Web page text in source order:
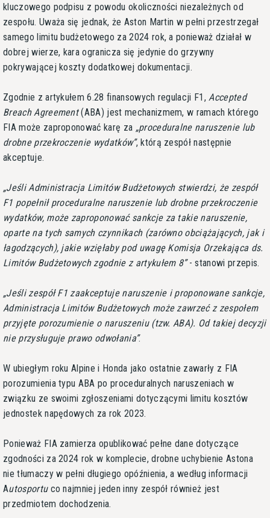
kluczowego podpisu z powodu okoliczności niezależnych od
zespołu. Uważa się jednak, że Aston Martin w pełni przestrzegał
samego limitu budżetowego za 2024 rok, a ponieważ działał w
dobrej wierze, kara ogranicza się jedynie do grzywny
pokrywającej koszty dodatkowej dokumentacji.
Zgodnie z artykułem 6.28 finansowych regulacji F1, Accepted
Breach Agreement(ABA) jest mechanizmem, w ramach którego
FIA może zaproponować karę za proceduralne naruszenie lub
drobne przekroczenie wydatków , którą zespół następnie
akceptuje.
Jeśli Administracja Limitów Budżetowych stwierdzi, że zespół
F1 popełnił proceduralne naruszenie lub drobne przekroczenie
wydatków, może zaproponować sankcje za takie naruszenie,
oparte na tych samych czynnikach (zarówno obciążających, jak i
łagodzących), jakie wzięłaby pod uwagę Komisja Orzekająca ds.
Limitów Budżetowych zgodnie z artykułem 8 - stanowi przepis.
Jeśli zespół F1 zaakceptuje naruszenie i proponowane sankcje,
Administracja Limitów Budżetowych może zawrzeć z zespołem
przyjęte porozumienie o naruszeniu (tzw. ABA). Od takiej decyzji
nie przysługuje prawo odwołania .
W ubiegłym roku Alpine i Honda jako ostatnie zawarły z FIA
porozumienia typu ABA po proceduralnych naruszeniach w
związku ze swoimi zgłoszeniami dotyczącymi limitu kosztów
jednostek napędowych za rok 2023.
Ponieważ FIA zamierza opublikować pełne dane dotyczące
zgodności za 2024 rok w komplecie, drobne uchybienie Astona
nie tłumaczy w pełni długiego opóźnienia, a według informacji
Autosportuco najmniej jeden inny zespół również jest
przedmiotem dochodzenia.